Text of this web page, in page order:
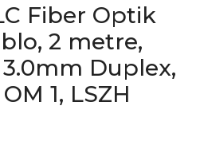
Fiber Optik
2 metre,
Duplex,
1, LSZH